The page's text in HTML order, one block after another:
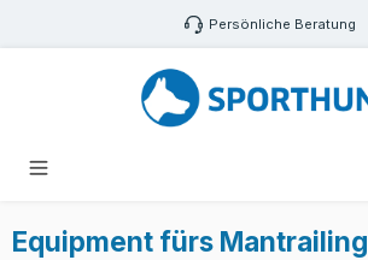
Zum Hauptinhalt springen Persönliche Beratung
Equipment fürs Mantrailing